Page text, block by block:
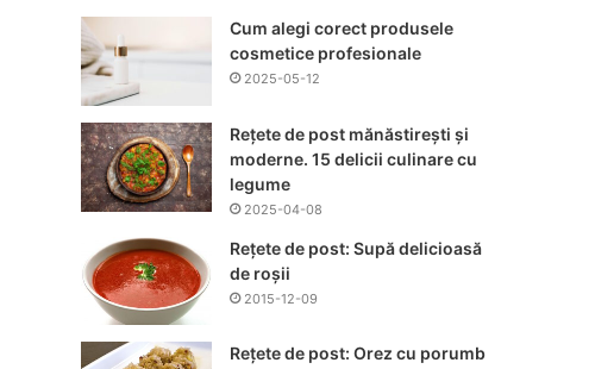
Cum alegi corect produsele
cosmetice profesionale
2025-05-12
Rețete de post mănăstirești și
moderne. 15 delicii culinare cu
legume
2025-04-08
Rețete de post: Supă delicioasă
de roșii
2015-12-09
Rețete de post: Orez cu porumb